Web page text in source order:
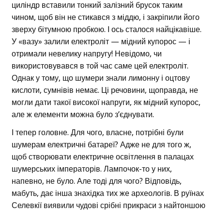
циліндр вставили тонкий залізний брусок таким
чином, щоб він не стикався з міддю, і закріпили його
зверху бітумною пробкою. І ось сталося найцікавіше.
У «вазу» залили електроліт — мідний купорос — і
отримали невелику напругу! Невідомо, чи
використовувався в той час саме цей електроліт.
Однак у тому, що шумери знали лимонну і оцтову
кислоти, сумнівів немає. Ці речовини, щоправда, не
могли дати такої високої напруги, як мідний купорос,
але ж елементи можна було з’єднувати.
І тепер головне. Для чого, власне, потрібні були
шумерам електричні батареї? Адже не для того ж,
щоб створювати електричне освітлення в палацах
шумерських імператорів. Лампочок-то у них,
напевно, не було. Але тоді для чого? Відповідь,
мабуть, дає інша знахідка тих же археологів. В руїнах
Селевкії виявили чудові срібні прикраси з найтоншою